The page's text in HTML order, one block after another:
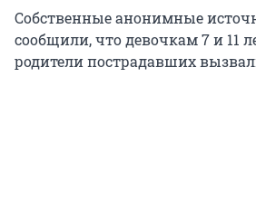
Собственные анонимные
сообщили, что девочкам 7 и 11
родители пострадавших